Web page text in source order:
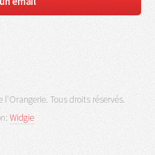
Tous droits réservés.
Widgie